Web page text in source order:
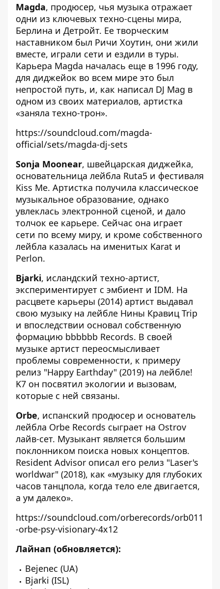
Magda, продюсер, чья музыка отражает
одни из ключевых техно-сцены мира,
Берлина и Детройт. Ее творческим
наставником был Ричи Хоутин, они жили
вместе, играли сети и ездили в туры.
Карьера Magda началась еще в 1996 году,
для диджейок во всем мире это был
непростой путь, и, как написал DJ Mag в
одном из своих материалов, артистка
«заняла техно-трон».
https://soundcloud.com/magda-
official/sets/magda-dj-sets
Sonja Moonear, швейцарская диджейка,
основательница лейбла Ruta5 и фестиваля
Kiss Me. Артистка получила классическое
музыкальное образование, однако
увлеклась электронной сценой, и дало
толчок ее карьере. Сейчас она играет
сети по всему миру, и кроме собственного
лейбла казалась на именитых Karat и
Perlon.
Bjarki, исландский техно-артист,
экспериментирует с эмбиент и IDM. На
расцвете карьеры (2014) артист выдавал
свою музыку на лейбле Нины Кравиц Trip
и впоследствии основал собственную
формацию bbbbbb Records. В своей
музыке артист переосмысливает
проблемы современности, к примеру
релиз "Happy Earthday" (2019) на лейбле!
K7 он посвятил экологии и вызовам,
которые с ней связаны.
Orbe, испанский продюсер и основатель
лейбла Orbe Records сыграет на Ostrov
лайв-сет. Музыкант является большим
поклонником поиска новых концептов.
Resident Advisor описал его релиз "Laser's
worldwar" (2018), как «музыку для глубоких
часов танцпола, когда тело еле двигается,
а ум далеко».
https://soundcloud.com/orberecords/orb011
-orbe-psy-visionary-4x12
Лайнап (обновляется):
Bejenec (UA)
Bjarki (ISL)